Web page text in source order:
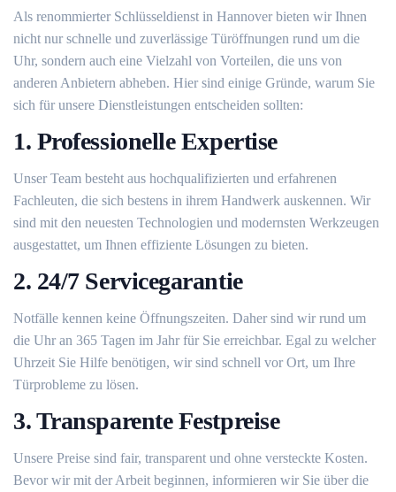
Als renommierter Schlüsseldienst in Hannover bieten wir Ihnen
nicht nur schnelle und zuverlässige Türöffnungen rund um die
Uhr, sondern auch eine Vielzahl von Vorteilen, die uns von
anderen Anbietern abheben. Hier sind einige Gründe, warum Sie
sich für unsere Dienstleistungen entscheiden sollten:
1. Professionelle Expertise
Unser Team besteht aus hochqualifizierten und erfahrenen
Fachleuten, die sich bestens in ihrem Handwerk auskennen. Wir
sind mit den neuesten Technologien und modernsten Werkzeugen
ausgestattet, um Ihnen effiziente Lösungen zu bieten.
2. 24/7 Servicegarantie
Notfälle kennen keine Öffnungszeiten. Daher sind wir rund um
die Uhr an 365 Tagen im Jahr für Sie erreichbar. Egal zu welcher
Uhrzeit Sie Hilfe benötigen, wir sind schnell vor Ort, um Ihre
Türprobleme zu lösen.
3. Transparente Festpreise
Unsere Preise sind fair, transparent und ohne versteckte Kosten.
Bevor wir mit der Arbeit beginnen, informieren wir Sie über die